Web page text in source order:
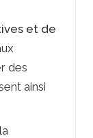
et de
des
ainsi